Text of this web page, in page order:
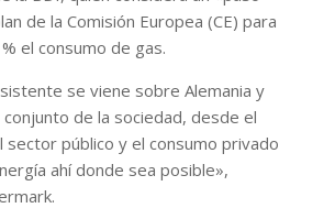
de la Comisión Europea (CE) para
el consumo de gas.
se viene sobre Alemania y
conjunto de la sociedad, desde el
sector público y el consumo privado
ahí donde sea posible»,